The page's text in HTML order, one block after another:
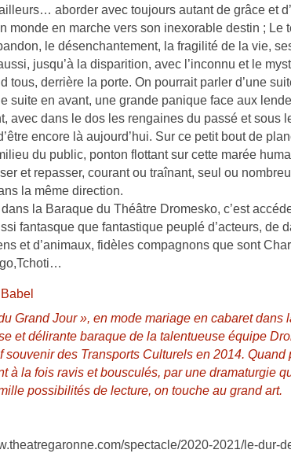
aborder avec toujours autant de grâce et
monde en marche vers son inexorable destin ; Le
le désenchantement, la fragilité de la vie,
jusqu’à la disparition, avec l’inconnu et le
tous, derrière la porte. On pourrait parler d’une
suite en avant, une grande panique face aux
avec dans le dos les rengaines du passé et sous
encore là aujourd’hui. Sur ce petit bout de
du public, ponton flottant sur cette marée
et repasser, courant ou traînant, seul ou
la même direction.
la Baraque du Théâtre Dromesko, c’est
fantasque que fantastique peuplé d’acteurs, de
et d’animaux, fidèles compagnons que sont
Grand Jour », en mode mariage en cabaret dans
et délirante baraque de la talentueuse équipe
souvenir des Transports Culturels en 2014. Quand
à la fois ravis et bousculés, par une dramaturgie
possibilités de lecture, on touche au grand art.
spectacle/2020-2021/le-dur-